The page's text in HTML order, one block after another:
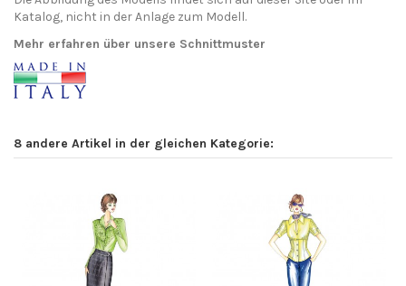
Katalog, nicht in der Anlage zum Modell.
Mehr erfahren über unsere Schnittmuster
8 andere Artikel in der gleichen Kategorie: